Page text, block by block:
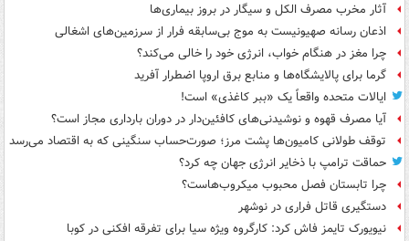
آثار مخرب مصرف الکل و سیگار در بروز بیماری‌ها
اذعان رسانه صهیونیست به موج بی‌سابقه فرار از سرزمین‌های اشغالی
چرا مغز در هنگام خواب، انرژی خود را خالی می‌کند؟
گرما برای پالایشگاه‌ها و منابع برق اروپا اضطرار آفرید
ایالات متحده واقعاً یک «ببر کاغذی» است!
آیا مصرف قهوه و نوشیدنی‌های کافئین‌دار در دوران بارداری مجاز است؟
توقف طولانی کامیون‌ها پشت مرز؛ صورت‌حساب سنگینی که به اقتصاد می‌رسد
حماقت ترامپ با ذخایر انرژی جهان چه کرد؟
چرا تابستان فصل محبوب میکروب‌هاست؟
دستگیری قاتل فراری در نوشهر
نیویورک تایمز فاش کرد: کارگروه ویژه سیا برای تفرقه افکنی در کوبا